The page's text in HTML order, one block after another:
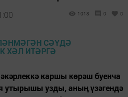
1018 0 0
каршы көрәш буенча
утырышы узды, аның үзәгендә